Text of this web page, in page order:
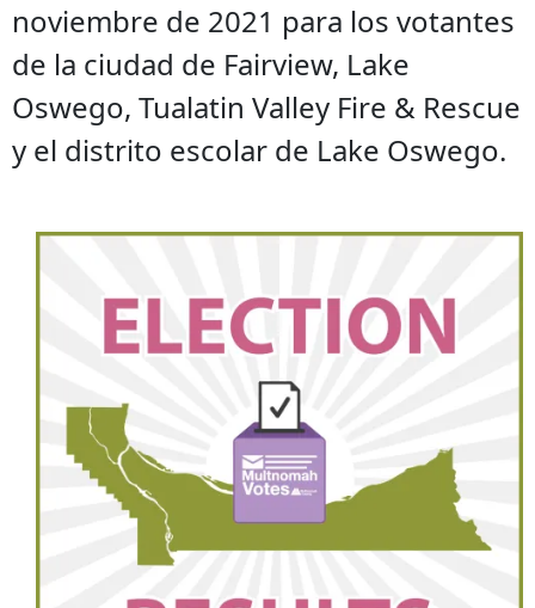
noviembre de 2021 para los votantes
de la ciudad de Fairview, Lake
Oswego, Tualatin Valley Fire & Rescue
y el distrito escolar de Lake Oswego.